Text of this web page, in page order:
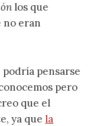
los que
no eran
podría pensarse
pero
que el
ya quela